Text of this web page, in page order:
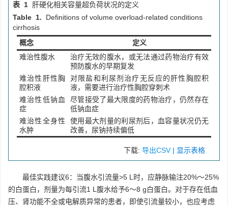
表 1 肝硬化相关容量超负荷状况的定义
Table 1.
Definitions of volume overload-related conditions
cirrhosis
概念
定义
难治性腹水
治疗无效的腹水，或无法通过药物治疗有效
预防腹水的早期复发
难治性肝性胸
腔积液
对限盐和利尿剂治疗无反应的肝性胸腔积
液，需要进行治疗性胸腔穿刺术
难治性低钠血
症
尽管接受了最大限度的药物治疗，仍然存在
低钠血症
难治性全身性
水肿
使用最大剂量的利尿剂后，血容量状况仍无
改善，尿钠持续偏低
下载: 导出CSV | 显示表格
最佳实践建议6：当腹水引流量>5 L时，应静脉输注20%～25%
的白蛋白，剂量为每引流1 L腹水给予6～8 g白蛋白。对于存在低血
压、肾功能不全或电解质异常的患者，即使引流量较小，也应考虑